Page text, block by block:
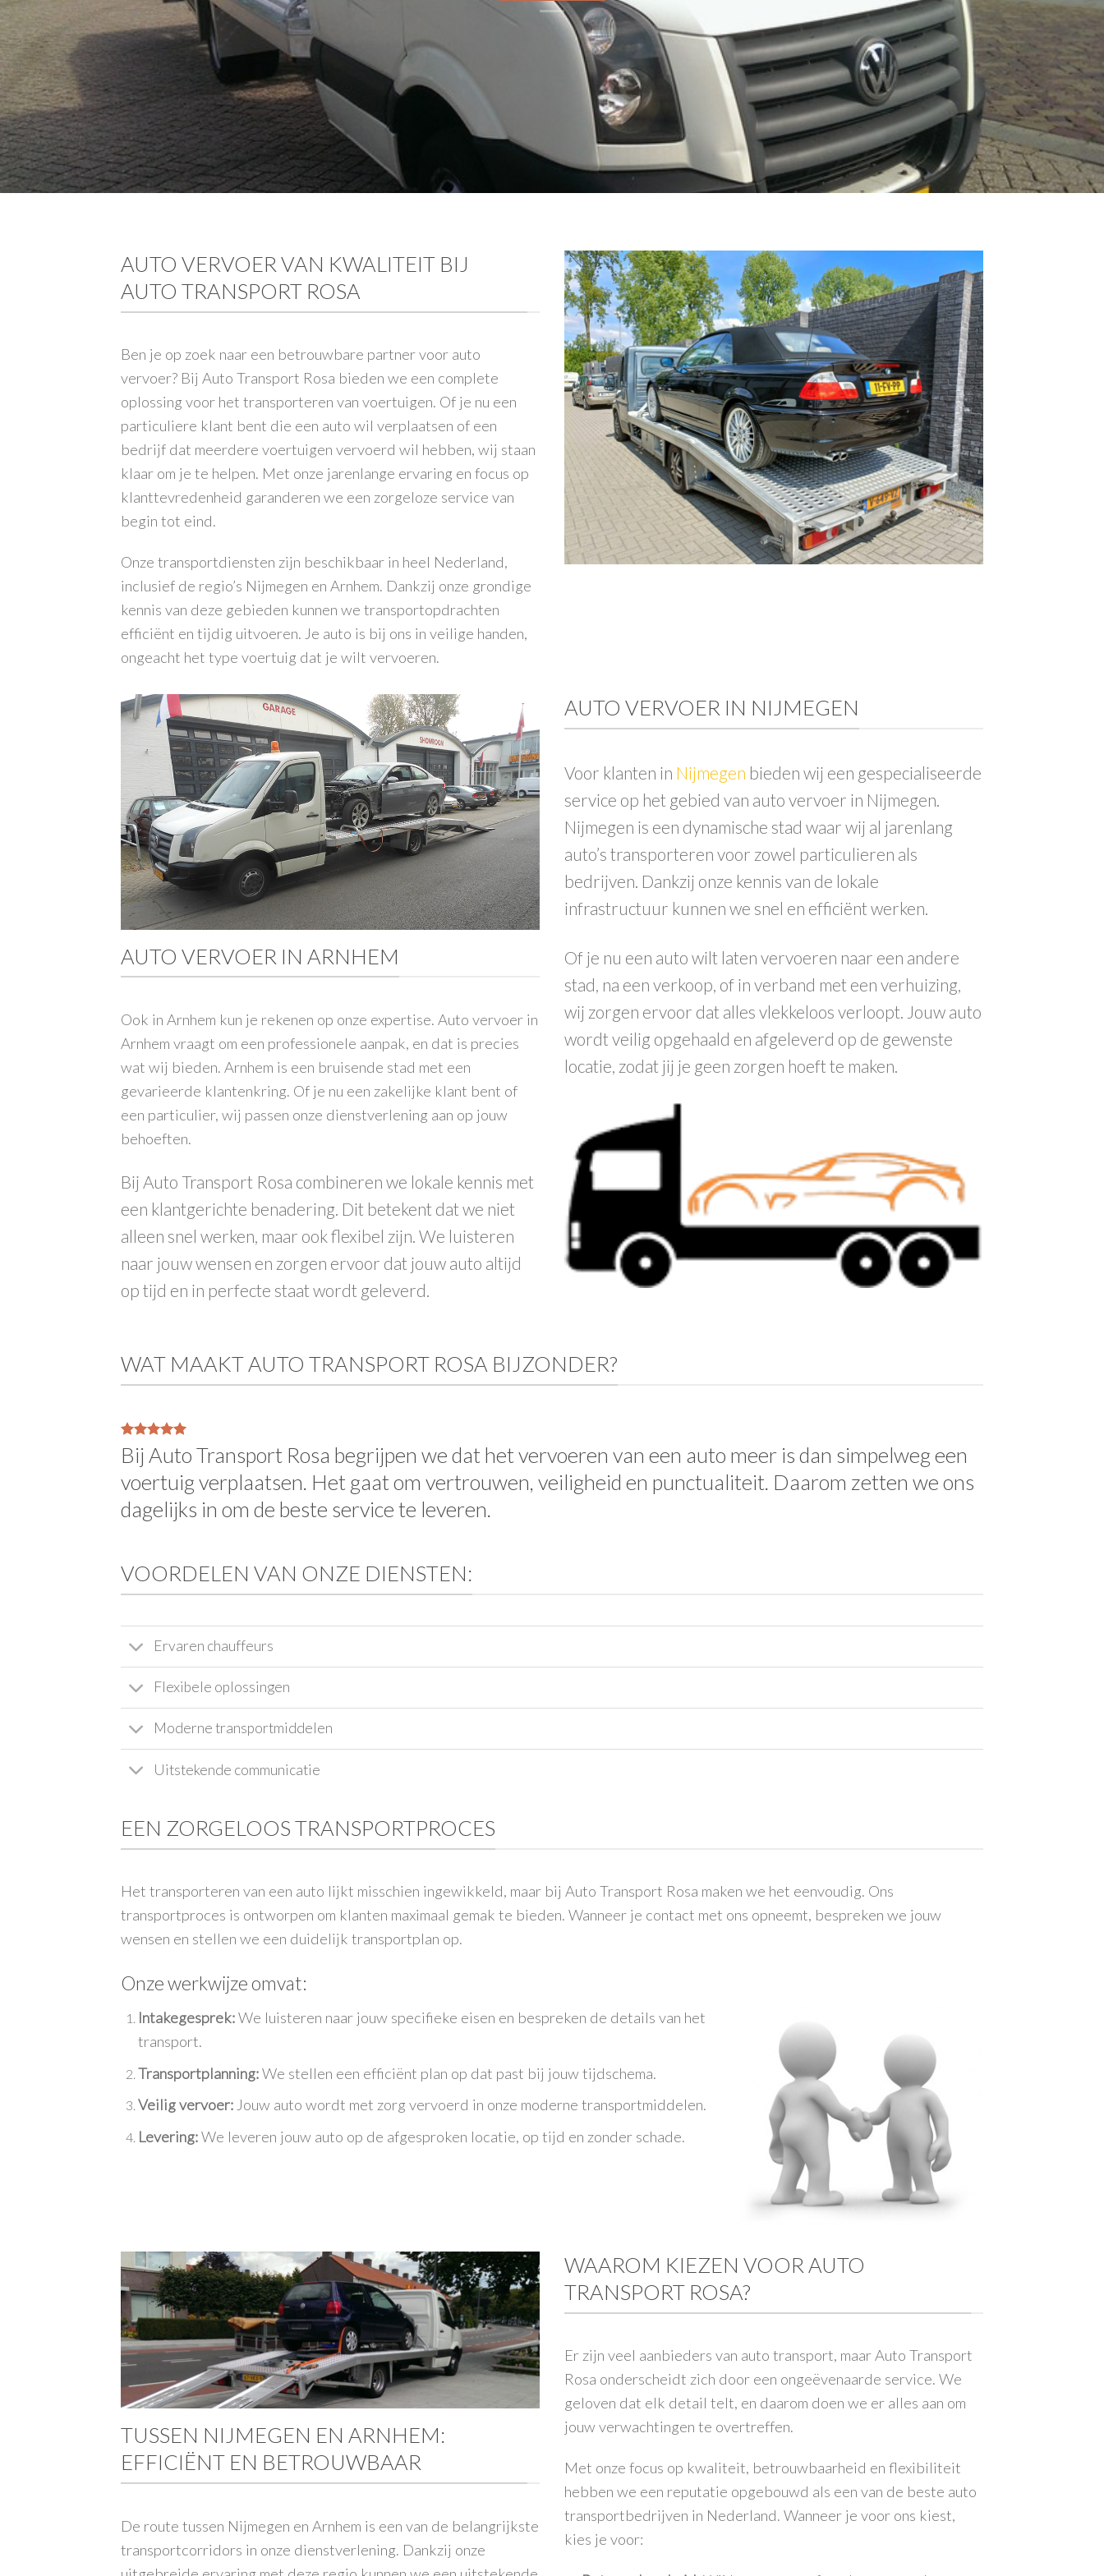
AUTO VERVOER VAN KWALITEIT BIJ
AUTO TRANSPORT ROSA
Ben je op zoek naar een betrouwbare partner voor auto
vervoer? Bij Auto Transport Rosa bieden we een complete
oplossing voor het transporteren van voertuigen. Of je nu een
particuliere klant bent die een auto wil verplaatsen of een
bedrijf dat meerdere voertuigen vervoerd wil hebben, wij staan
klaar om je te helpen. Met onze jarenlange ervaring en focus op
klanttevredenheid garanderen we een zorgeloze service van
begin tot eind.
Onze transportdiensten zijn beschikbaar in heel Nederland,
inclusief de regio’s Nijmegen en Arnhem. Dankzij onze grondige
kennis van deze gebieden kunnen we transportopdrachten
efficiënt en tijdig uitvoeren. Je auto is bij ons in veilige handen,
ongeacht het type voertuig dat je wilt vervoeren.
AUTO VERVOER IN ARNHEM
Ook in Arnhem kun je rekenen op onze expertise. Auto vervoer in
Arnhem vraagt om een professionele aanpak, en dat is precies
wat wij bieden. Arnhem is een bruisende stad met een
gevarieerde klantenkring. Of je nu een zakelijke klant bent of
een particulier, wij passen onze dienstverlening aan op jouw
behoeften.
Bij Auto Transport Rosa combineren we lokale kennis met
een klantgerichte benadering. Dit betekent dat we niet
alleen snel werken, maar ook flexibel zijn. We luisteren
naar jouw wensen en zorgen ervoor dat jouw auto altijd
op tijd en in perfecte staat wordt geleverd.
AUTO VERVOER IN NIJMEGEN
Voor klanten in Nijmegen bieden wij een gespecialiseerde
service op het gebied van auto vervoer in Nijmegen.
Nijmegen is een dynamische stad waar wij al jarenlang
auto’s transporteren voor zowel particulieren als
bedrijven. Dankzij onze kennis van de lokale
infrastructuur kunnen we snel en efficiënt werken.
Of je nu een auto wilt laten vervoeren naar een andere
stad, na een verkoop, of in verband met een verhuizing,
wij zorgen ervoor dat alles vlekkeloos verloopt. Jouw auto
wordt veilig opgehaald en afgeleverd op de gewenste
locatie, zodat jij je geen zorgen hoeft te maken.
WAT MAAKT AUTO TRANSPORT ROSA BIJZONDER?
Bij Auto Transport Rosa begrijpen we dat het vervoeren van een auto meer is dan simpelweg een
voertuig verplaatsen. Het gaat om vertrouwen, veiligheid en punctualiteit. Daarom zetten we ons
dagelijks in om de beste service te leveren.
VOORDELEN VAN ONZE DIENSTEN:
Ervaren chauffeurs
Flexibele oplossingen
Moderne transportmiddelen
Uitstekende communicatie
EEN ZORGELOOS TRANSPORTPROCES
Het transporteren van een auto lijkt misschien ingewikkeld, maar bij Auto Transport Rosa maken we het eenvoudig. Ons
transportproces is ontworpen om klanten maximaal gemak te bieden. Wanneer je contact met ons opneemt, bespreken we jouw
wensen en stellen we een duidelijk transportplan op.
Onze werkwijze omvat:
Intakegesprek:We luisteren naar jouw specifieke eisen en bespreken de details van het
transport.
Transportplanning:We stellen een efficiënt plan op dat past bij jouw tijdschema.
Veilig vervoer:Jouw auto wordt met zorg vervoerd in onze moderne transportmiddelen.
Levering:We leveren jouw auto op de afgesproken locatie, op tijd en zonder schade.
TUSSEN NIJMEGEN EN ARNHEM:
EFFICIËNT EN BETROUWBAAR
De route tussen Nijmegen en Arnhem is een van de belangrijkste
transportcorridors in onze dienstverlening. Dankzij onze
WAAROM KIEZEN VOOR AUTO
TRANSPORT ROSA?
Er zijn veel aanbieders van auto transport, maar Auto Transport
Rosa onderscheidt zich door een ongeëvenaarde service. We
geloven dat elk detail telt, en daarom doen we er alles aan om
jouw verwachtingen te overtreffen.
Met onze focus op kwaliteit, betrouwbaarheid en flexibiliteit
hebben we een reputatie opgebouwd als een van de beste auto
transportbedrijven in Nederland. Wanneer je voor ons kiest,
kies je voor: